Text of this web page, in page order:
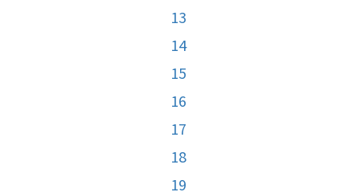
13
14
15
16
17
18
19